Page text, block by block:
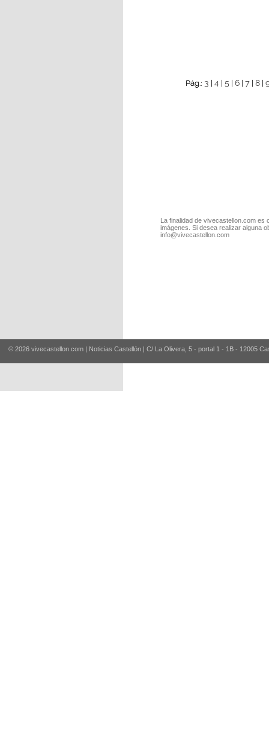
Pág.: 3 |4 |5 |6 |7 |8 |
La finalidad de vivecastellon.com
imágenes. Si desea realizar alguna
info@vivecastellon.com
© 2026 vivecastellon.com | Noticias Castellón | C/ La Olivera, 5 - portal 1 - 1B - 12005